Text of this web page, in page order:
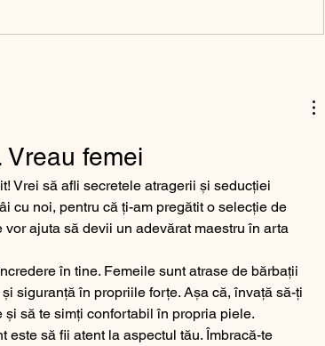
Vreau femei
Vrei să afli secretele atragerii și seducției
cu noi, pentru că ți-am pregătit o selecție de
vor ajuta să devii un adevărat maestru în arta
în tine. Femeile sunt atrase de bărbații
siguranță în propriile forțe. Așa că, învață să-ți
să te simți confortabil în propria piele.
este să fii atent la aspectul tău. Îmbracă-te